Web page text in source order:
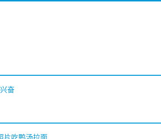
奋
片吃鸭汤拉面